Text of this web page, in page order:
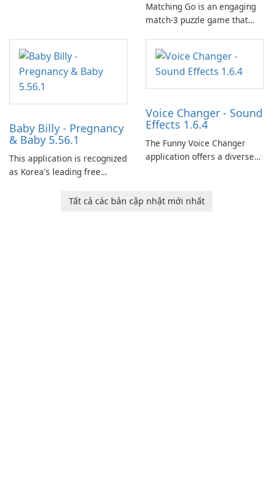
Matching Go is an engaging
match-3 puzzle game that
and her charming corgi,
Ollie, on an adventurous
journey across diverse
landscapes.
Baby Billy - Pregnancy
& Baby 5.56.1
This application is recognized
as Korea's leading free
baby tracking, offering
Voice Changer - Sound
Effects 1.6.4
The Funny Voice Changer
application offers a diverse
users with robust
Tất cả các bản cập nhật mới nhất